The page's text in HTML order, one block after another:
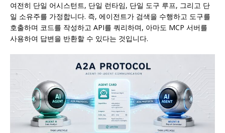
여전히 단일 어시스턴트, 단일 런타임, 단일 도구 루프, 그리고 단
일 소유주를 가정합니다. 즉, 에이전트가 검색을 수행하고 도구를
호출하며 코드를 작성하고 API를 쿼리하며, 아마도 MCP 서버를
사용하여 답변을 반환할 수 있다는 것입니다.